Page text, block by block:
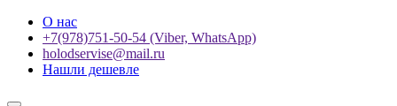
О нас
+7(978)751-50-54 (Viber, WhatsApp)
holodservise@mail.ru
Нашли дешевле